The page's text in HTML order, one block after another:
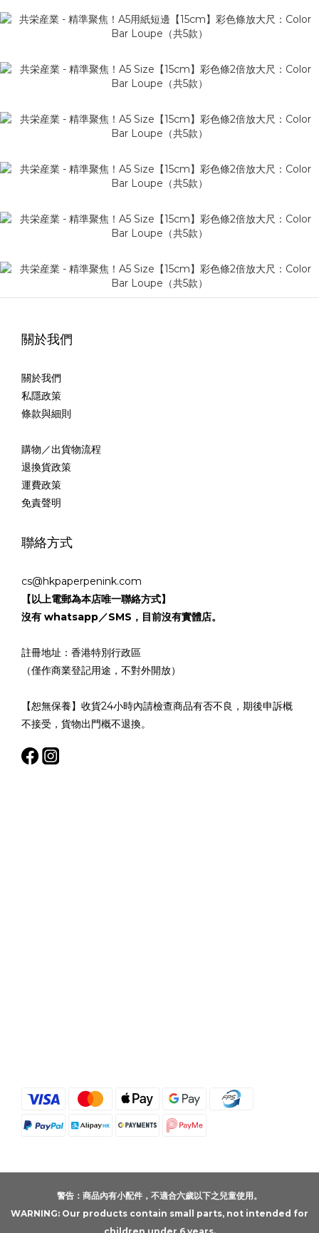
關於我們
關於我們
私隱政策
條款與細則
購物／出貨物流程
退換貨政策
運費政策
免責聲明
聯絡方式
cs@hkpaperpenink.com
【以上電郵為本店唯一聯絡方式】
沒有 whatsapp／SMS，目前沒有實體店。
註冊地址：香港特別行政區
（僅作商業登記用途，不對外開放）
【恕無保養】收貨24小時內請檢查商品有否不良，期後申訴概
不接受，貨物出門概不退換。
警告：商品內有小配件，不適合六歲以下之兒童使用。
WARNING: Our products contain small parts, not intended for